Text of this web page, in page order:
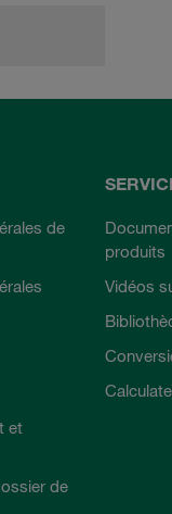
de
et
de
produits
Vidéos